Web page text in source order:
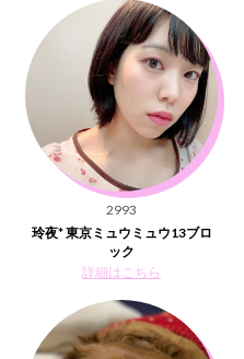
2993
玲夜* 東京ミュウミュウ13ブロ
ック
詳細はこちら